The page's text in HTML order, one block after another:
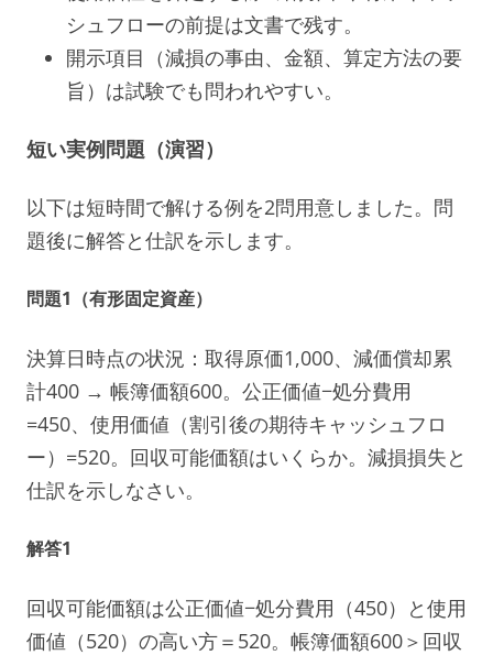
シュフローの前提は文書で残す。
開示項目（減損の事由、金額、算定方法の要
旨）は試験でも問われやすい。
短い実例問題（演習）
以下は短時間で解ける例を2問用意しました。問
題後に解答と仕訳を示します。
問題1（有形固定資産）
決算日時点の状況：取得原価1,000、減価償却累
計400 → 帳簿価額600。公正価値−処分費用
=450、使用価値（割引後の期待キャッシュフロ
ー）=520。回収可能価額はいくらか。減損損失と
仕訳を示しなさい。
解答1
回収可能価額は公正価値−処分費用（450）と使用
価値（520）の高い方＝520。帳簿価額600＞回収